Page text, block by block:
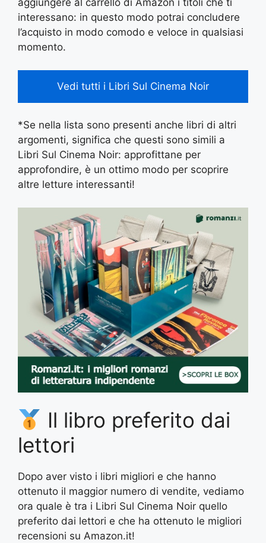
aggiungere al carrello di Amazon i titoli che ti
interessano: in questo modo potrai concludere
l’acquisto in modo comodo e veloce in qualsiasi
momento.
Vedi tutti i Libri Sul Cinema Noir
*Se nella lista sono presenti anche libri di altri
argomenti, significa che questi sono simili a
Libri Sul Cinema Noir: approfittane per
approfondire, è un ottimo modo per scoprire
altre letture interessanti!
Il libro preferito dai
lettori
Dopo aver visto i libri migliori e che hanno
ottenuto il maggior numero di vendite, vediamo
ora quale è tra i Libri Sul Cinema Noir quello
preferito dai lettori e che ha ottenuto le migliori
recensioni su Amazon.it!